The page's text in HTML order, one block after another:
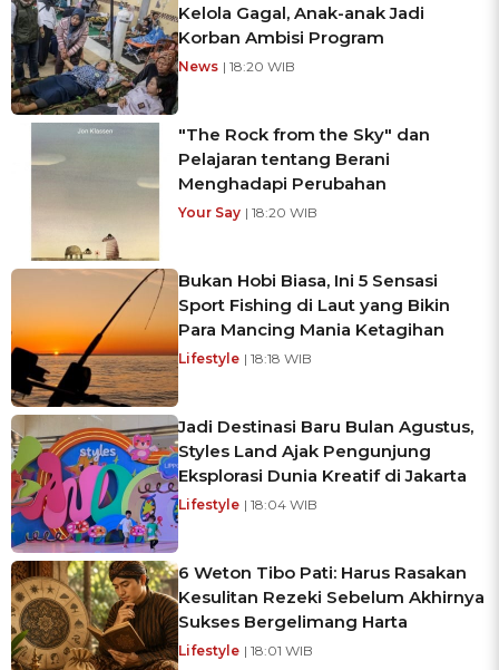
Kelola Gagal, Anak-anak Jadi
Korban Ambisi Program
News | 18:20 WIB
"The Rock from the Sky" dan
Pelajaran tentang Berani
Menghadapi Perubahan
Your Say | 18:20 WIB
Bukan Hobi Biasa, Ini 5 Sensasi
Sport Fishing di Laut yang Bikin
Para Mancing Mania Ketagihan
Lifestyle | 18:18 WIB
Jadi Destinasi Baru Bulan Agustus,
Styles Land Ajak Pengunjung
Eksplorasi Dunia Kreatif di Jakarta
Lifestyle | 18:04 WIB
6 Weton Tibo Pati: Harus Rasakan
Kesulitan Rezeki Sebelum Akhirnya
Sukses Bergelimang Harta
Lifestyle | 18:01 WIB